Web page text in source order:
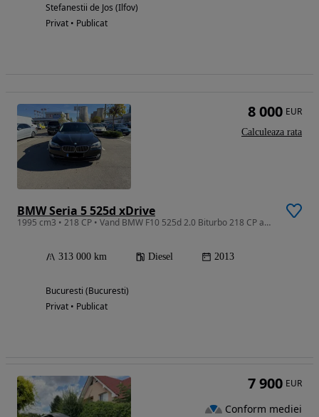
Stefanestii de Jos (Ilfov)
Privat • Publicat
BMW Seria 5 525d xDrive
1995 cm3 • 218 CP • Vand BMW F10 525d 2.0 Biturbo 218 CP an 2013 Masina personala
313 000 km Diesel 2013
Bucuresti (Bucuresti)
Privat • Publicat
8 000 EUR
Calculeaza rata
7 900 EUR
Conform mediei